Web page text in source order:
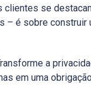
se
– é sobre construir
a
em uma